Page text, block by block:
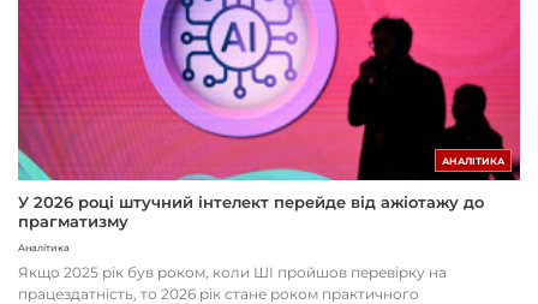
АНАЛІТИКА
У 2026 році штучний інтелект перейде від ажіотажу до
прагматизму
Аналітика
Якщо 2025 рік був роком, коли ШІ пройшов перевірку на
працездатність, то 2026 рік стане роком практичного